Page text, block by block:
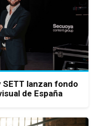
lanzan fondo
de España